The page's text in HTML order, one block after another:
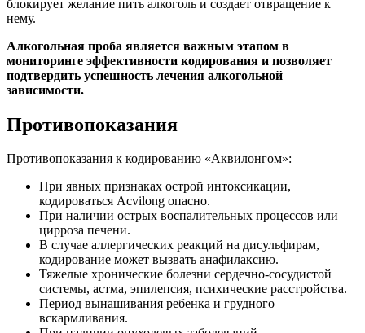
блокирует желание пить алкоголь и создает отвращение к
нему.
Алкогольная проба является важным этапом в
мониторинге эффективности кодирования и позволяет
подтвердить успешность лечения алкогольной
зависимости.
Противопоказания
Противопоказания к кодированию «Аквилонгом»:
При явных признаках острой интоксикации,
кодироваться Acvilong опасно.
При наличии острых воспалительных процессов или
цирроза печени.
В случае аллергических реакций на дисульфирам,
кодирование может вызвать анафилаксию.
Тяжелые хронические болезни сердечно-сосудистой
системы, астма, эпилепсия, психические расстройства.
Период вынашивания ребенка и грудного
вскармливания.